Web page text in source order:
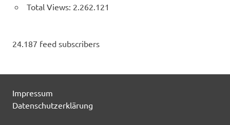
Total Views: 2.262.121
24.187 feed subscribers
Impressum
Datenschutzerklärung